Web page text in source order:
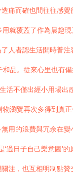
痛而確也間往往感
就覆蓋了作為晨趣
人者認生活開時普
品。從來心里也
不僅出經小用場
瀏覽再次多得到
用的浪費與冗余在
過日子自己樂意圖
，也互相明制點